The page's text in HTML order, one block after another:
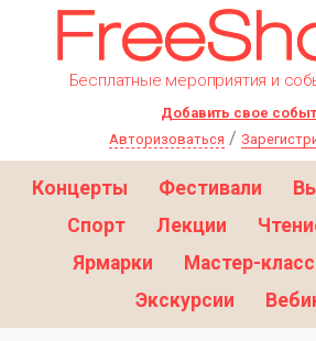
Бесплатные мероприятия и
Добавить свое
Авторизоваться /
Концерты Фестивали
Спорт
Лекции
Ярмарки
Мастер-
Экскурсии